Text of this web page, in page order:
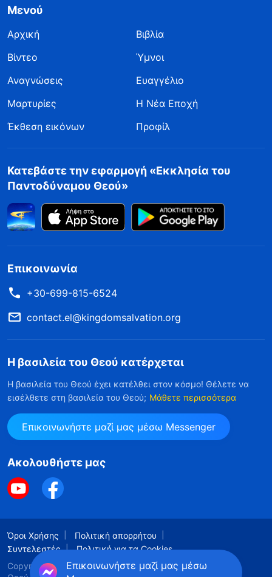
Μενού
Αρχική
Βιβλία
Βίντεο
Ύμνοι
Αναγνώσεις
Ευαγγέλιο
Μαρτυρίες
Η Νέα Εποχή
Έκθεση εικόνων
Προφίλ
Κατεβάστε την εφαρμογή «Εκκλησία του
Παντοδύναμου Θεού»
Επικοινωνία
+30-699-815-6524
contact.el@kingdomsalvation.org
Η βασιλεία του Θεού κατέρχεται
Η βασιλεία του Θεού έχει κατέλθει στον κόσμο! Θέλετε να
εισέλθετε στη βασιλεία του Θεού; Μάθετε περισσότερα
Επικοινωνήστε μαζί μας μέσω Messenger
Ακολουθήστε μας
Όροι Χρήσης
Πολιτική απορρήτου
Συντελεστές
Πολιτική για τα Cookies
Copyright © 2026Εκκλησία του Παντοδύναμου
Επικοινωνήστε μαζί μας μέσω